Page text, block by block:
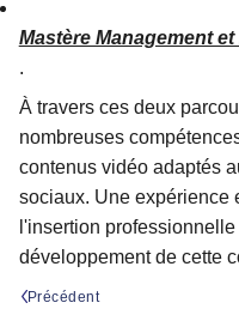
Mastère Management
.
À travers ces deux
nombreuses
contenus vidéo adaptés
sociaux. Une expérience
l'insertion
développement de cette
Précédent